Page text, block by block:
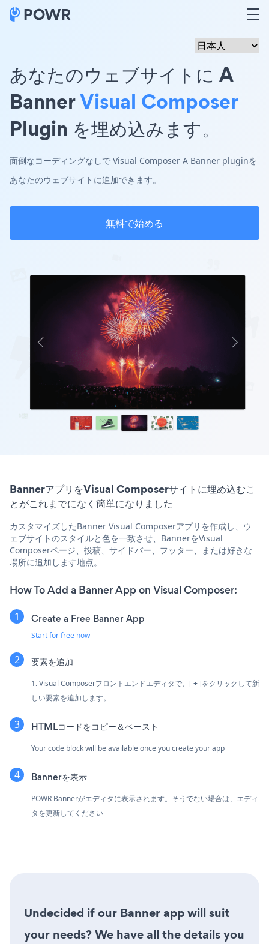
あなたのウェブサイトに A
BannerVisual Composer
Plugin を埋め込みます。
面倒なコーディングなしで Visual Composer A Banner pluginを
あなたのウェブサイトに追加できます。
無料で始める
BannerアプリをVisual Composerサイトに埋め込むこ
とがこれまでになく簡単になりました
カスタマイズしたBanner Visual Composerアプリを作成し、ウ
ェブサイトのスタイルと色を一致させ、BannerをVisual
Composerページ、投稿、サイドバー、フッター、または好きな
場所に追加します地点。
How To Add a Banner App on Visual Composer:
Create a Free Banner App
Start for free now
要素を追加
1. Visual Composerフロントエンドエディタで、[+]をクリックして新
しい要素を追加します。
HTMLコードをコピー＆ペースト
Your code block will be available once you create your app
Bannerを表示
POWR Bannerがエディタに表示されます。そうでない場合は、エディ
タを更新してください
Undecided if our Banner app will suit
your needs? We have all the details you